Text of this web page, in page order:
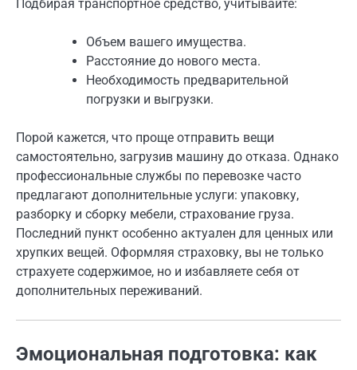
Подбирая транспортное средство, учитывайте:
Объем вашего имущества.
Расстояние до нового места.
Необходимость предварительной
погрузки и выгрузки.
Порой кажется, что проще отправить вещи
самостоятельно, загрузив машину до отказа. Однако
профессиональные службы по перевозке часто
предлагают дополнительные услуги: упаковку,
разборку и сборку мебели, страхование груза.
Последний пункт особенно актуален для ценных или
хрупких вещей. Оформляя страховку, вы не только
страхуете содержимое, но и избавляете себя от
дополнительных переживаний.
Эмоциональная подготовка: как